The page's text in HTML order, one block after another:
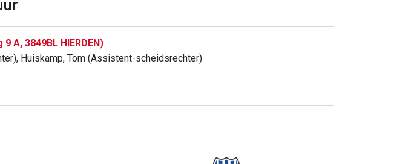
A, 3849BL HIERDEN)
Huiskamp, Tom (Assistent-scheidsrechter)